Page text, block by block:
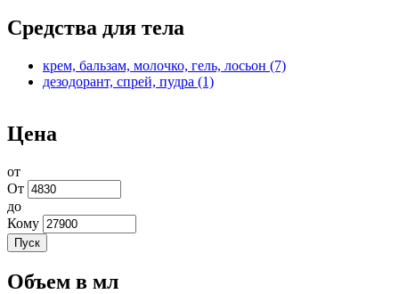
Средства для тела
крем, бальзам, молочко, гель, лосьон (7)
дезодорант, спрей, пудра (1)
Цена
от
От
до
Кому
Пуск
Объем в мл